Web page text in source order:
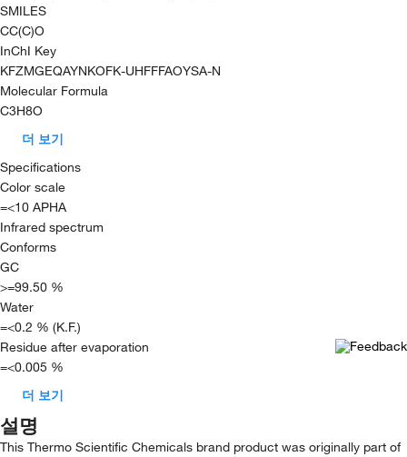
SMILES
CC(C)O
InChI Key
KFZMGEQAYNKOFK-UHFFFAOYSA-N
Molecular Formula
C3H8O
더 보기
Specifications
Color scale
=<10 APHA
Infrared spectrum
Conforms
GC
>=99.50 %
Water
=<0.2 % (K.F.)
Residue after evaporation
=<0.005 %
더 보기
설명
This Thermo Scientific Chemicals brand product was originally part of